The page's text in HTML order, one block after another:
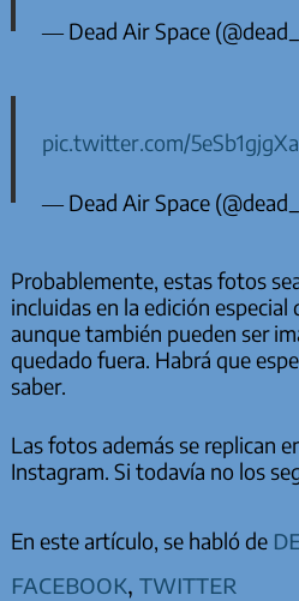
— Dead Air Space
pic.twitter.com/5eSb1gjgXa
— Dead Air Space
Probablemente, estas fotos
incluidas en la edición especial
aunque también pueden ser
quedado fuera. Habrá que
saber.
Las fotos además se replican
Instagram. Si todavía no los
En este artículo, se habló de
facebook, twitter